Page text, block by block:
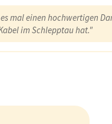
mal einen hochwertigen
im Schlepptau hat."